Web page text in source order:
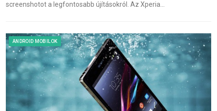
screenshotot a legfontosabb újításokról. Az Xperia…
ANDROID MOBILOK